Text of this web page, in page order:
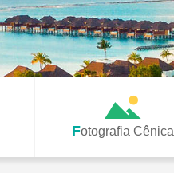
Fotografia Cênica